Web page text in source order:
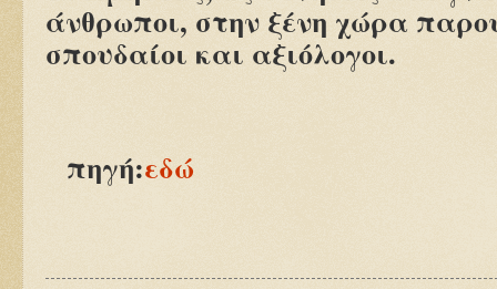
άνθρωποι, στην ξένη χώρα
σπουδαίοι και αξιόλογοι.
πηγή:εδώ